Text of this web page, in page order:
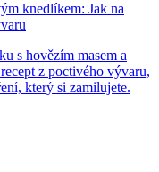
knedlíkem: Jak na
s hovězím masem a
z poctivého vývaru,
který si zamilujete.